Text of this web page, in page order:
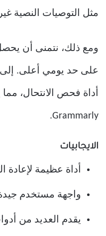
مثل التوصيات النصية
ومع ذلك، نتمنى أن
على حد يومي أعلى.
أداة فحص الانتحال،
Grammarly.
الايجابيات
أداة عظيمة لإعادة
واجهة مستخدم
يقدم العديد من